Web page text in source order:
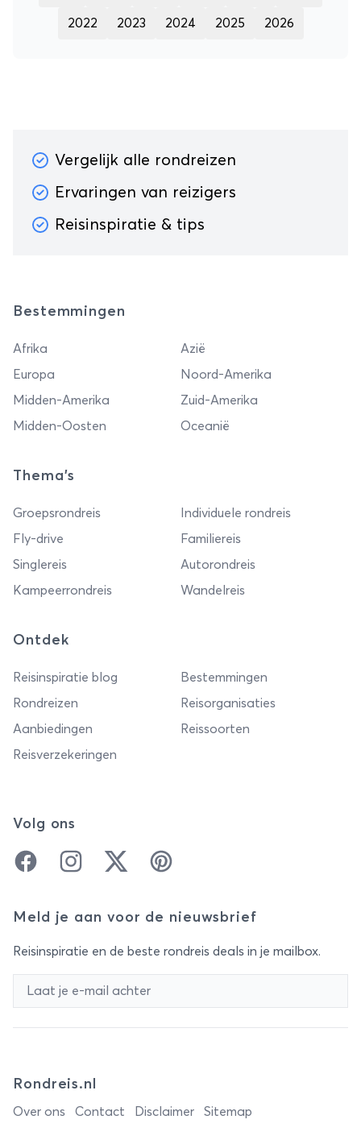
2022 2023 2024 2025 2026
Vergelijk alle rondreizen
Ervaringen van reizigers
Reisinspiratie & tips
Bestemmingen
Afrika
Azië
Europa
Noord-Amerika
Midden-Amerika
Zuid-Amerika
Midden-Oosten
Oceanië
Thema's
Groepsrondreis
Individuele rondreis
Fly-drive
Familiereis
Singlereis
Autorondreis
Kampeerrondreis
Wandelreis
Ontdek
Reisinspiratie blog
Bestemmingen
Rondreizen
Reisorganisaties
Aanbiedingen
Reissoorten
Reisverzekeringen
Volg ons
FacebookInstagramTwitter Pinterest
Meld je aan voor de nieuwsbrief
Reisinspiratie en de beste rondreis deals in je mailbox.
Rondreis.nl
Over ons Contact Disclaimer Sitemap